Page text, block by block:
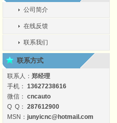
公司简介
在线反馈
联系我们
联系方式
联系人： 郑经理
手机： 13627238616
微信： cncauto
Q Q： 287612900
MSN： junyicnc@hotmail.com